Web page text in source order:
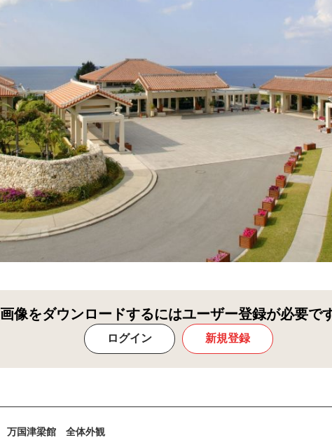
画像をダウンロードするにはユーザー登録が必要で
ログイン 新規登録
万国津梁館 全体外観